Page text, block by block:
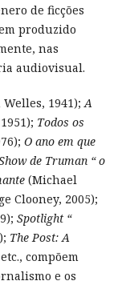
de ficções
produzido
nas
audiovisual.
1941);A
Todos os
O ano em que
de Truman “ o
(Michael
Clooney, 2005);
Spotlight “
The Post: A
compõem
e os